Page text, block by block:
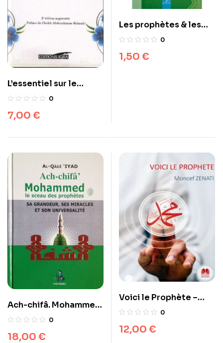
L’essentiel sur le
dernier Messager
0
7,00 €
Les prophètes & les
Messagers
0
1,50 €
Ach-chifâ. Mohammed,
le sceau des
Grandeur, Ses Miracles
0
18,00 €
Voici le Prophète –
Moncef Zenati
0
12,00 €